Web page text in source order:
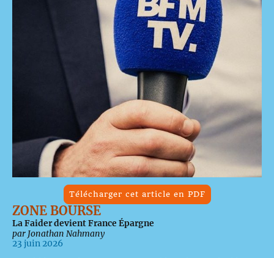
Télécharger cet article en PDF
ZONE BOURSE
La Faider devient France Épargne
par Jonathan Nahmany
23 juin 2026